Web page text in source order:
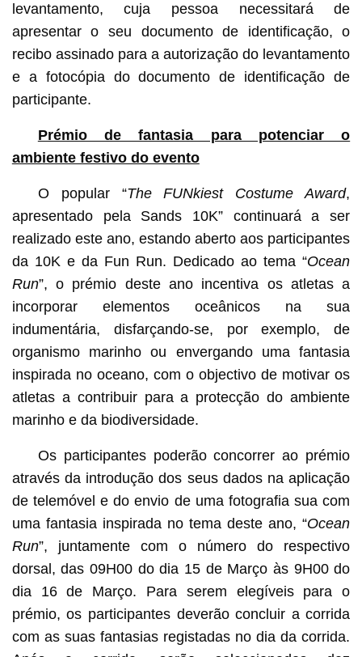
levantamento, cuja pessoa necessitará de
apresentar o seu documento de identificação, o
recibo assinado para a autorização do levantamento
e a fotocópia do documento de identificação de
participante.
Prémio de fantasia para potenciar o
ambiente festivo do evento
O popular “The FUNkiest Costume Award,
apresentado pela Sands 10K” continuará a ser
realizado este ano, estando aberto aos participantes
da 10K e da Fun Run. Dedicado ao tema “Ocean
Run”, o prémio deste ano incentiva os atletas a
incorporar elementos oceânicos na sua
indumentária, disfarçando-se, por exemplo, de
organismo marinho ou envergando uma fantasia
inspirada no oceano, com o objectivo de motivar os
atletas a contribuir para a protecção do ambiente
marinho e da biodiversidade.
Os participantes poderão concorrer ao prémio
através da introdução dos seus dados na aplicação
de telemóvel e do envio de uma fotografia sua com
uma fantasia inspirada no tema deste ano, “Ocean
Run”, juntamente com o número do respectivo
dorsal, das 09H00 do dia 15 de Março às 9H00 do
dia 16 de Março. Para serem elegíveis para o
prémio, os participantes deverão concluir a corrida
com as suas fantasias registadas no dia da corrida.